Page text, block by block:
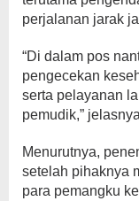
perjalanan jarak
“Di dalam pos
pengecekan
serta pelayanan
pemudik,”
Menurutnya,
setelah pihaknya
para pemangku